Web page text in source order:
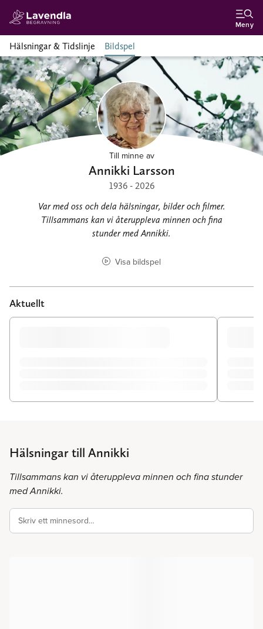
Meny
Hälsningar & Tidslinje Bildspel
Till minne av
Annikki Larsson
1936 - 2026
Var med oss och dela hälsningar, bilder och filmer.
Tillsammans kan vi återuppleva minnen och fina
stunder med Annikki.
Visa bildspel
Aktuellt
Hälsningar till Annikki
Tillsammans kan vi återuppleva minnen och fina stunder
med Annikki.
Skriv ett minnesord…